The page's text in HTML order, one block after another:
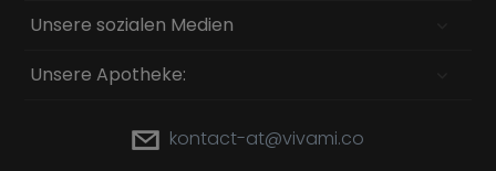
Unsere sozialen Medien
Unsere Apotheke:
kontact-at@vivami.co